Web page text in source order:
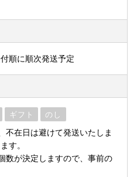
順に順次発送予定
ギフト のし
不在日は避けて発送いたしま
す。
数が決定しますので、事前の